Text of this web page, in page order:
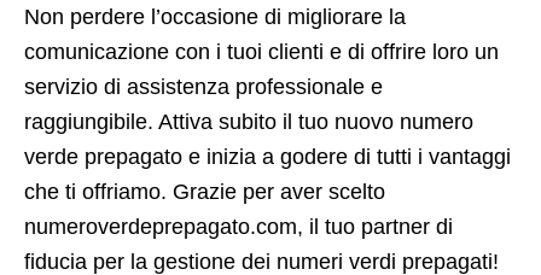
Non perdere l’occasione di migliorare la
comunicazione con i tuoi clienti e di offrire loro un
servizio di assistenza professionale e
raggiungibile. Attiva subito il tuo nuovo numero
verde prepagato e inizia a godere di tutti i vantaggi
che ti offriamo. Grazie per aver scelto
numeroverdeprepagato.com, il tuo partner di
fiducia per la gestione dei numeri verdi prepagati!